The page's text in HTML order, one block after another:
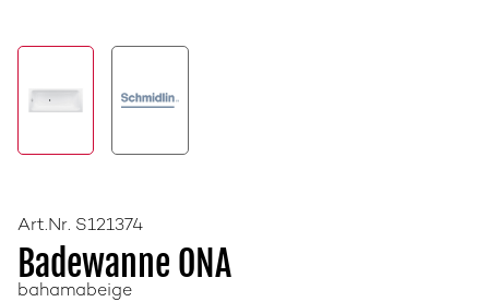
Art.Nr. S121374
Badewanne ONA
bahamabeige